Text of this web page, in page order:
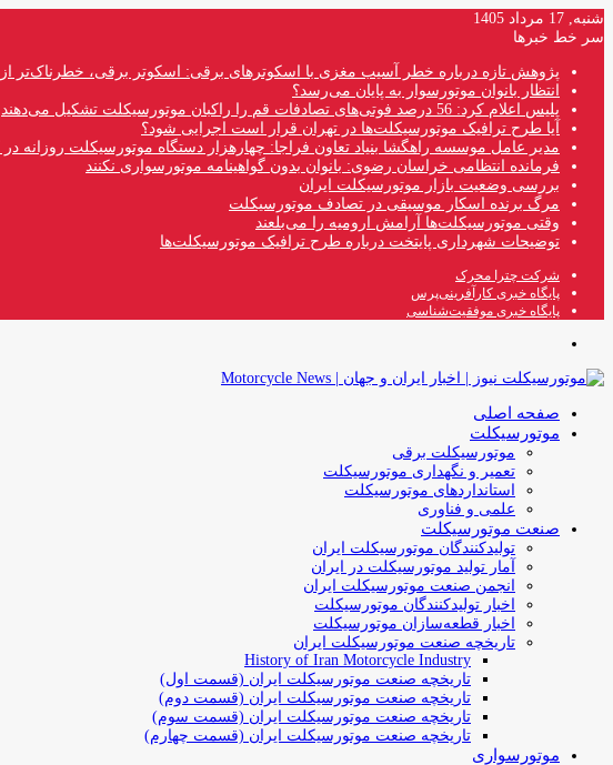
شنبه, 17 مرداد 1405
سر خط خبرها
پژوهش تازه درباره خطر آسیب مغزی با اسکوترهای برقی: اسکوتر برقی، خطرناک‌تر
انتظار بانوان موتورسوار به پایان می‌رسد؟
پلیس اعلام کرد: 56 درصد فوتی‌های تصادفات قم را راکبان موتورسیکلت تشکیل می‌دهند
آیا طرح ترافیک موتورسیکلت‌ها در تهران قرار است اجرایی شود؟
مدیر عامل موسسه راهگشا بنیاد تعاون فراجا: چهارهزار دستگاه موتورسیکلت روزانه
فرمانده انتظامی خراسان رضوی: بانوان بدون گواهینامه موتورسواری نکنند
بررسی وضعیت بازار موتورسیکلت ایران
مرگ برنده اسکار موسیقی در تصادف موتورسیکلت
وقتی موتورسیکلت‌ها آرامش ارومیه را می‌بلعند
توضیحات شهرداری پایتخت درباره طرح ترافیک موتورسیکلت‌ها
شرکت چترا محرک
پایگاه خبری کارآفرینی‌پرس
پایگاه خبری موفقیت‌شناسی
صفحه اصلی
موتورسیکلت
موتورسیکلت برقی
تعمیر و نگهداری موتورسیکلت
استانداردهای موتورسیکلت
علمی و فناوری
صنعت موتورسیکلت
تولیدکنندگان موتورسیکلت ایران
آمار تولید موتورسیکلت در ایران
انجمن صنعت موتورسیکلت ایران
اخبار تولیدکنندگان موتورسیکلت
اخبار قطعه‌سازان موتورسیکلت
تاریخچه صنعت موتورسیکلت ایران
History of Iran Motorcycle Industry
تاریخچه صنعت موتورسیکلت ایران (قسمت اول)
تاریخچه صنعت موتورسیکلت ایران (قسمت دوم)
تاریخچه صنعت موتورسیکلت ایران (قسمت سوم)
تاریخچه صنعت موتورسیکلت ایران (قسمت چهارم)
موتورسواری